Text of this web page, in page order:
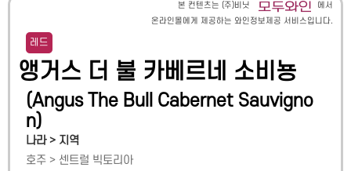
본 컨텐츠는 (주)비닛
에서
온라인몰에게 제공하는 와인정보제공 서비스입니다.
레드
앵거스 더 불 카베르네 소비뇽
(Angus The Bull Cabernet Sauvigno
n)
나라 > 지역
호주 > 센트럴 빅토리아